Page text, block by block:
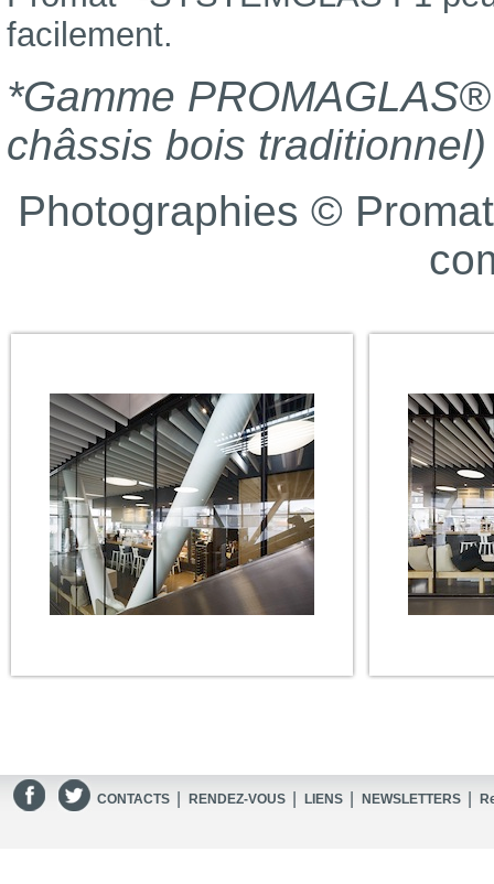
facilement.
*Gamme
châssis bois
Photographies ©
CONTACTS RENDEZ-VOUS LIENS NEWSLETTERS